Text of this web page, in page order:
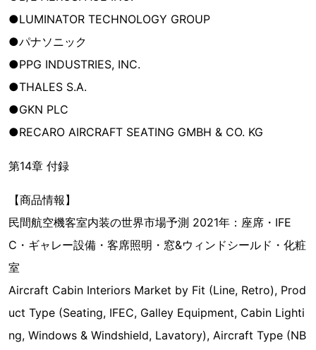
●LUMINATOR TECHNOLOGY GROUP
●パナソニック
●PPG INDUSTRIES, INC.
●THALES S.A.
●GKN PLC
●RECARO AIRCRAFT SEATING GMBH & CO. KG
第14章 付録
【商品情報】
民間航空機客室内装の世界市場予測 2021年：座席・IFE
C・ギャレー設備・客席照明・窓&ウィンドシールド・化粧
室
Aircraft Cabin Interiors Market by Fit (Line, Retro), Prod
uct Type (Seating, IFEC, Galley Equipment, Cabin Lighti
ng, Windows & Windshield, Lavatory), Aircraft Type (NB